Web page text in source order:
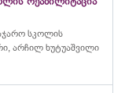
სკოლის
არჩილ ხუტუაშვილი